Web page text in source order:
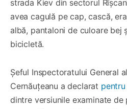
strada Kiev din sectorul
avea cagulă pe cap, cască,
albă, pantaloni de culoare bej
bicicletă.
Șeful Inspectoratului General
Cernăuțeanu a declarat
dintre versiunile examinate